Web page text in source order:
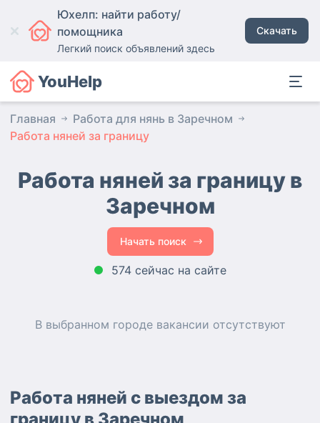
Юхелп: найти работу/
помощника
Легкий поиск объявлений здесь
Скачать
YouHelp
Главная
Работа для нянь в Заречном
Работа няней за границу
Работа няней за границу в
Заречном
Начать поиск
574 сейчас на сайте
В выбранном городе вакансии отсутствуют
Работа няней с выездом за